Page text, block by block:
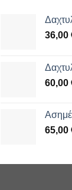
36,00
60,00
65,00